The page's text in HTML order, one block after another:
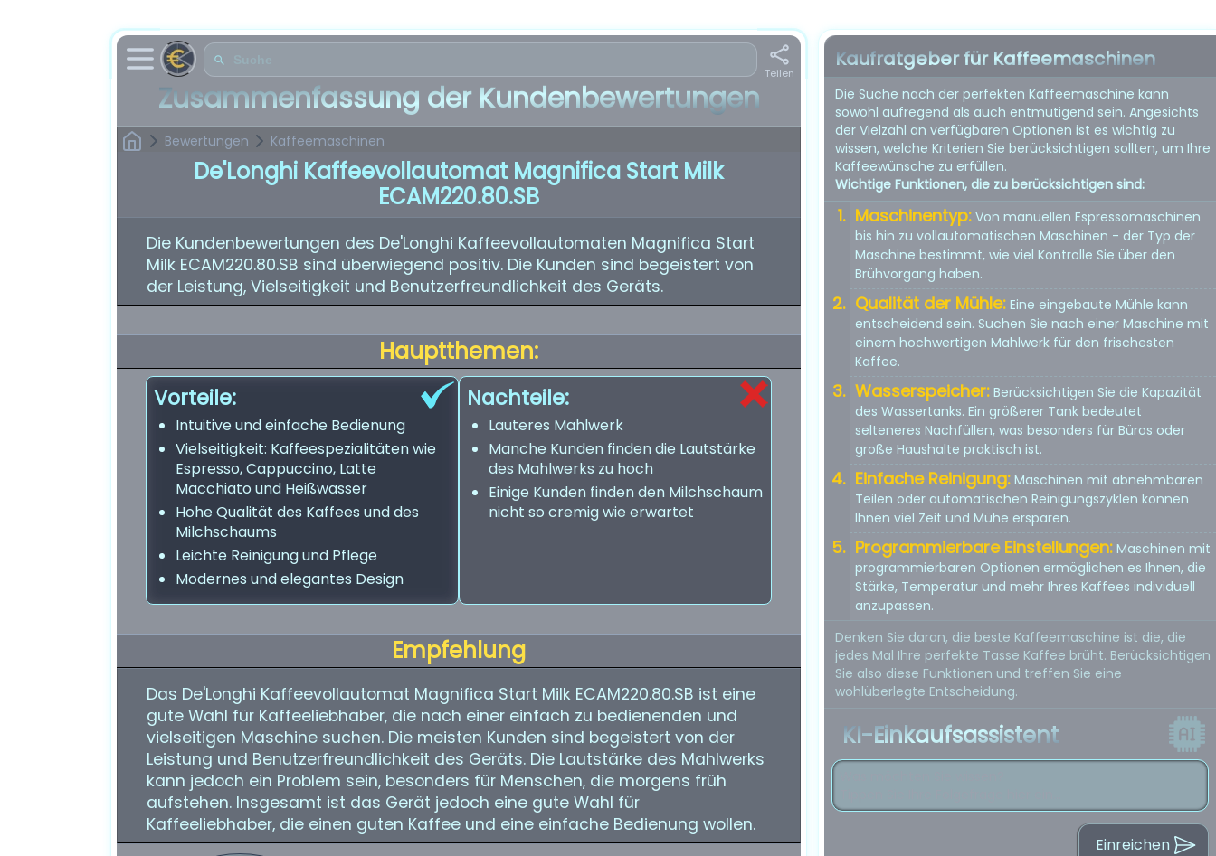
Teilen
Zusammenfassung der Kundenbewertungen
Bewertungen Kaffeemaschinen
De'Longhi Kaffeevollautomat Magnifica Start Milk
ECAM220.80.SB
Die Kundenbewertungen des De'Longhi Kaffeevollautomaten Magnifica Start
Milk ECAM220.80.SB sind überwiegend positiv. Die Kunden sind begeistert von
der Leistung, Vielseitigkeit und Benutzerfreundlichkeit des Geräts.
Hauptthemen:
Vorteile:
Intuitive und einfache Bedienung
Vielseitigkeit: Kaffeespezialitäten wie
Espresso, Cappuccino, Latte
Macchiato und Heißwasser
Hohe Qualität des Kaffees und des
Milchschaums
Leichte Reinigung und Pflege
Modernes und elegantes Design
Nachteile:
Lauteres Mahlwerk
Manche Kunden finden die Lautstärke
des Mahlwerks zu hoch
Einige Kunden finden den Milchschaum
nicht so cremig wie erwartet
Empfehlung
Das De'Longhi Kaffeevollautomat Magnifica Start Milk ECAM220.80.SB ist eine
gute Wahl für Kaffeeliebhaber, die nach einer einfach zu bedienenden und
vielseitigen Maschine suchen. Die meisten Kunden sind begeistert von der
Leistung und Benutzerfreundlichkeit des Geräts. Die Lautstärke des Mahlwerks
kann jedoch ein Problem sein, besonders für Menschen, die morgens früh
aufstehen. Insgesamt ist das Gerät jedoch eine gute Wahl für
Kaffeeliebhaber, die einen guten Kaffee und eine einfache Bedienung wollen.
Kaufratgeber für Kaffeemaschinen
Die Suche nach der perfekten Kaffeemaschine kann
sowohl aufregend als auch entmutigend sein. Angesichts
der Vielzahl an verfügbaren Optionen ist es wichtig zu
wissen, welche Kriterien Sie berücksichtigen sollten, um Ihre
Kaffeewünsche zu erfüllen.
Wichtige Funktionen, die zu berücksichtigen sind:
Maschinentyp: Von manuellen Espressomaschinen
bis hin zu vollautomatischen Maschinen - der Typ der
Maschine bestimmt, wie viel Kontrolle Sie über den
Brühvorgang haben.
Qualität der Mühle: Eine eingebaute Mühle kann
entscheidend sein. Suchen Sie nach einer Maschine mit
einem hochwertigen Mahlwerk für den frischesten
Kaffee.
Wasserspeicher: Berücksichtigen Sie die Kapazität
des Wassertanks. Ein größerer Tank bedeutet
selteneres Nachfüllen, was besonders für Büros oder
große Haushalte praktisch ist.
Einfache Reinigung: Maschinen mit abnehmbaren
Teilen oder automatischen Reinigungszyklen können
Ihnen viel Zeit und Mühe ersparen.
Programmierbare Einstellungen: Maschinen mit
programmierbaren Optionen ermöglichen es Ihnen, die
Stärke, Temperatur und mehr Ihres Kaffees individuell
anzupassen.
Denken Sie daran, die beste Kaffeemaschine ist die, die
jedes Mal Ihre perfekte Tasse Kaffee brüht. Berücksichtigen
Sie also diese Funktionen und treffen Sie eine
wohlüberlegte Entscheidung.
KI-Einkaufsassistent
Einreichen